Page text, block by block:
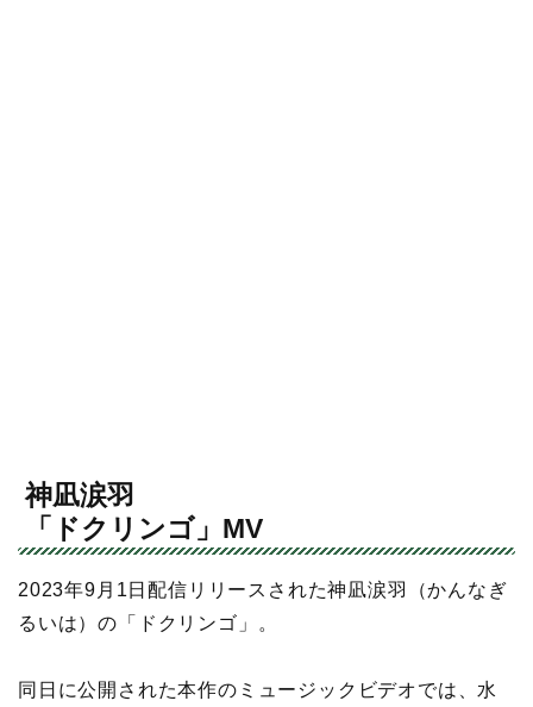
神凪涙羽
「ドクリンゴ」MV
2023年9月1日配信リリースされた神凪涙羽（かんなぎ
るいは）の「ドクリンゴ」。
同日に公開された本作のミュージックビデオでは、水